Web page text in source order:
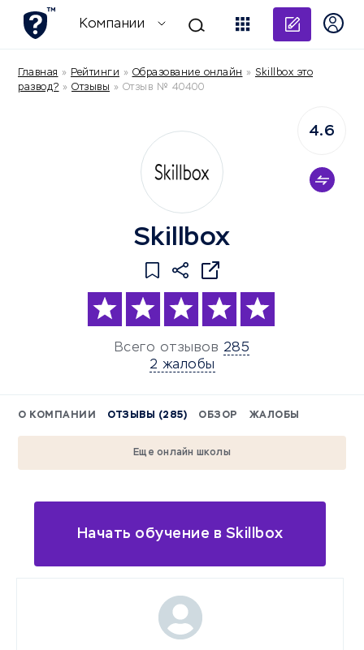
Компании
Главная » Рейтинги » Образование онлайн » Skillbox это
развод? » Отзывы » Отзыв № 40400
Skillbox
Всего отзывов 285
2 жалобы
4.6
О КОМПАНИИ ОТЗЫВЫ (285) ОБЗОР ЖАЛОБЫ
Еще онлайн школы
Начать обучение в Skillbox